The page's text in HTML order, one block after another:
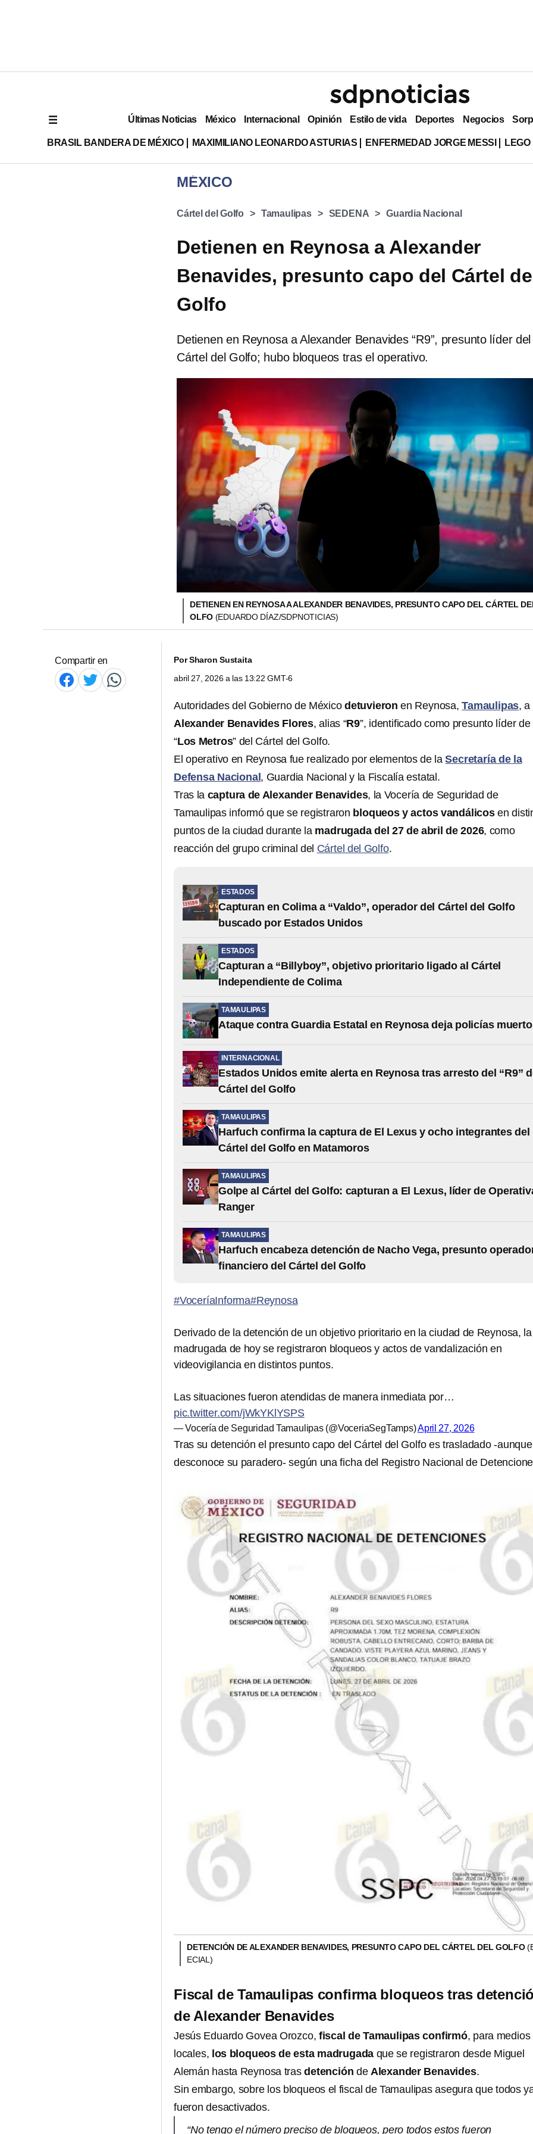
Últimas Noticias México Internacional Opinión Estilo de vida Deportes Negocios
BRASIL BANDERA DE MÉXICO MAXIMILIANO LEONARDO ASTURIAS ENFERMEDAD JORGE MESSI
MÉXICO
Cártel del Golfo Tamaulipas SEDENA Guardia Nacional
Detienen en Reynosa a Alexander
Benavides, presunto capo del Cártel
Golfo
Detienen en Reynosa a Alexander Benavides “R9”, presunto líder del
Cártel del Golfo; hubo bloqueos tras el operativo.
DETIENEN EN REYNOSA A ALEXANDER BENAVIDES, PRESUNTO CAPO DEL CÁRTEL
OLFO (EDUARDO DÍAZ/SDPNOTICIAS)
Compartir en PorSharon Sustaita
abril 27, 2026 a las 13:22 GMT-6
Autoridades del Gobierno de México detuvieron en Reynosa,Tamaulipas, a
Alexander Benavides Flores, alias “R9”, identificado como presunto líder de
“Los Metros” del Cártel del Golfo.
El operativo en Reynosa fue realizado por elementos de laSecretaría de la
Defensa Nacional , Guardia Nacional y la Fiscalía estatal.
Tras la captura de Alexander Benavides, la Vocería de Seguridad de
Tamaulipas informó que se registraron bloqueos y actos vandálicosen
puntos de la ciudad durante la madrugada del 27 de abril de 2026, como
reacción del grupo criminal del Cártel del Golfo.
ESTADOS
Capturan en Colima a “Valdo”, operador del Cártel del Golfo
buscado por Estados Unidos
ESTADOS
Capturan a “Billyboy”, objetivo prioritario ligado al Cártel
Independiente de Colima
TAMAULIPAS
Ataque contra Guardia Estatal en Reynosa deja policías
INTERNACIONAL
Estados Unidos emite alerta en Reynosa tras arresto del “R9”
Cártel del Golfo
TAMAULIPAS
Harfuch confirma la captura de El Lexus y ocho integrantes del
Cártel del Golfo en Matamoros
TAMAULIPAS
Golpe al Cártel del Golfo: capturan a El Lexus, líder de
Ranger
TAMAULIPAS
Harfuch encabeza detención de Nacho Vega, presunto
financiero del Cártel del Golfo
#VoceríaInforma#Reynosa
Derivado de la detención de un objetivo prioritario en la ciudad de Reynosa, la
madrugada de hoy se registraron bloqueos y actos de vandalización en
videovigilancia en distintos puntos.
Las situaciones fueron atendidas de manera inmediata por…
pic.twitter.com/jWkYKlYSPS
— Vocería de Seguridad Tamaulipas (@VoceriaSegTamps)April 27, 2026
Tras su detención el presunto capo del Cártel del Golfo es trasladado -
desconoce su paradero- según una ficha del Registro Nacional de
DETENCIÓN DE ALEXANDER BENAVIDES, PRESUNTO CAPO DEL CÁRTEL DEL GOLFO
ECIAL)
Fiscal de Tamaulipas confirma bloqueos tras
de Alexander Benavides
Jesús Eduardo Govea Orozco, fiscal de Tamaulipas confirmó, para medios
locales, los bloqueos de esta madrugada que se registraron desde Miguel
Alemán hasta Reynosa trasdetención de Alexander Benavides.
Sin embargo, sobre los bloqueos el fiscal de Tamaulipas asegura que todos
fueron desactivados.
“No tengo el número preciso de bloqueos, pero todos estos fueron